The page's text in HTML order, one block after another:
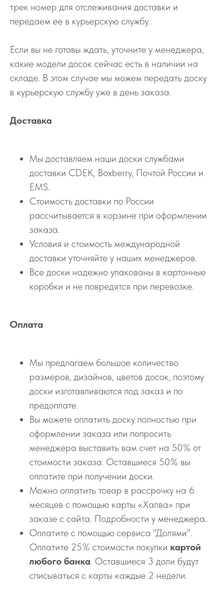
трек номер для отслеживания доставки и
передаем ее в курьерскую службу.
Если вы не готовы ждать, уточните у менеджера,
какие модели досок сейчас есть в наличии на
складе. В этом случае мы можем передать доску
в курьерскую службу уже в день заказа.
Доставка
Мы доставляем наши доски службами
доставки CDEK, Boxberry, Почтой России и
EMS.
Стоимость доставки по России
рассчитывается в корзине при оформлении
заказа.
Условия и стоимость международной
доставки уточняйте у наших менеджеров.
Все доски надежно упакованы в картонные
коробки и не повредятся при перевозке.
Оплата
Мы предлагаем большое количество
размеров, дизайнов, цветов досок, поэтому
доски изготавливаются под заказ и по
предоплате.
Вы можете оплатить доску полностью при
оформлении заказа или попросить
менеджера выставить вам счет на 50% от
стоимости заказа. Оставшиеся 50% вы
оплатите при получении доски.
Можно оплатить товар в рассрочку на 6
месяцев с помощью карты «Халва» при
заказе с сайта. Подробности у менеджера.
Оплатите с помощью сервиса "Долями".
Оплатите 25% стоимости покупки картой
любого банка . Оставшиеся 3 доли будут
списываться с карты каждые 2 недели.